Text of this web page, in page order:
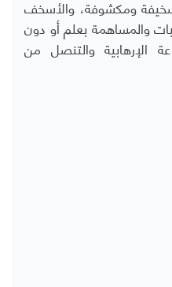
ومكشوفة، والأسخف
والمساهمة بعلم أو دون
الإرهابية والتنصل من